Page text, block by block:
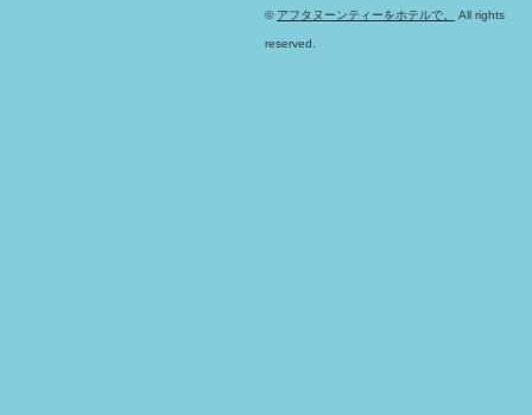
© アフタヌーンティーをホテルで。 All rights
reserved.